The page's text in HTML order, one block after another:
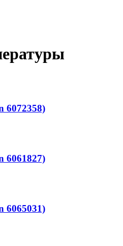
6072358)
6061827)
6065031)